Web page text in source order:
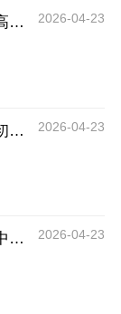
工信部人才交流中心信创系统架构师（高级）培训及考试费用是怎样的 2026-04-23
工信部人才交流中心信创规划管理师（初级）培训及考试费用 2026-04-23
工信部人才交流中心信创规划管理师（中级）考试解析 2026-04-23